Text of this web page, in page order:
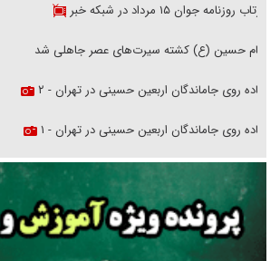
بازتاب روزنامه جوان ۱۵ مرداد در شبکه خبر
امام حسین (ع) کشته سیرت‌های عصر جاهلی شد
پیاده روی جاماندگان اربعین حسینی در تهران - ۲
پیاده روی جاماندگان اربعین حسینی در تهران - ۱
فریاد‌ها و ناله‌های دوستان مبارزدلم را آتش می‌زد
تغییر رویه دشمن در ترور از شیخ فضل‌الله تا مصباح یزدی
خرید قسطی اولش خنده و آخرش گریه است!